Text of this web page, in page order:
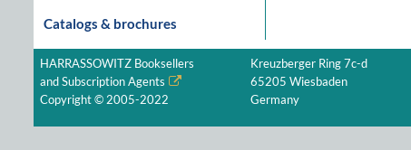
Catalogs & brochures
HARRASSOWITZ Booksellers
and Subscription Agents
Copyright © 2005-2022
Kreuzberger Ring 7c-d
65205 Wiesbaden
Germany